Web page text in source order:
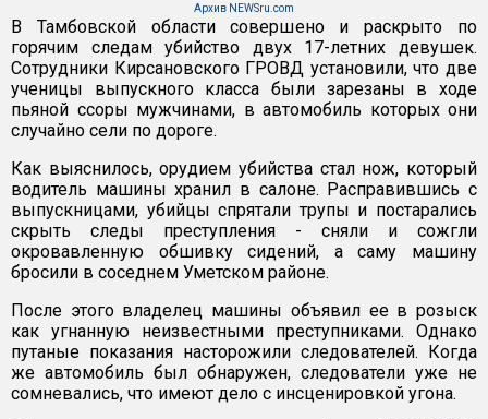
Архив NEWSru.com
В Тамбовской области совершено и раскрыто по
горячим следам убийство двух 17-летних девушек.
Сотрудники Кирсановского ГРОВД установили, что две
ученицы выпускного класса были зарезаны в ходе
пьяной ссоры мужчинами, в автомобиль которых они
случайно сели по дороге.
Как выяснилось, орудием убийства стал нож, который
водитель машины хранил в салоне. Расправившись с
выпускницами, убийцы спрятали трупы и постарались
скрыть следы преступления - сняли и сожгли
окровавленную обшивку сидений, а саму машину
бросили в соседнем Уметском районе.
После этого владелец машины объявил ее в розыск
как угнанную неизвестными преступниками. Однако
путаные показания насторожили следователей. Когда
же автомобиль был обнаружен, следователи уже не
сомневались, что имеют дело с инсценировкой угона.